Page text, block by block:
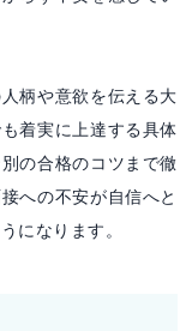
柄や意欲を伝える大
着実に上達する具体
の合格のコツまで徹
への不安が自信へと
になります。